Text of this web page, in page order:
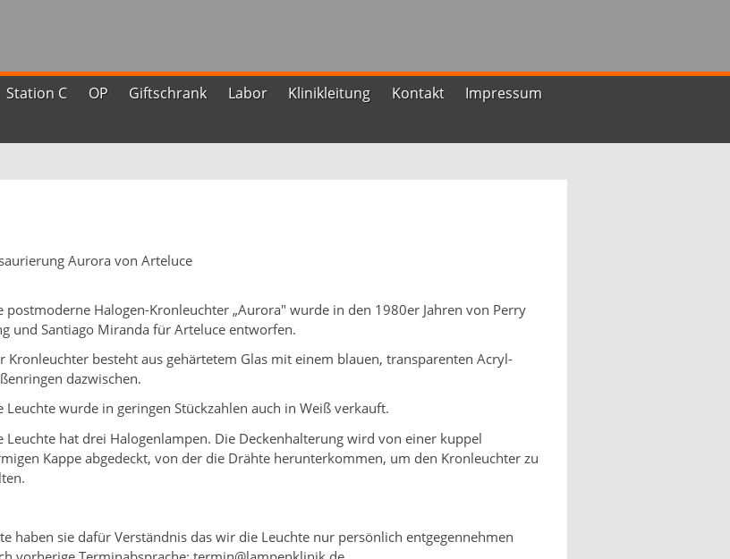
Station C OP Giftschrank Labor Klinikleitung Kontakt
Impressum
Aurora von Arteluce
postmoderne Halogen-Kronleuchter „Aurora" wurde in den 1980er Jahren von Perry
und Santiago Miranda für Arteluce entworfen.
Kronleuchter besteht aus gehärtetem Glas mit einem blauen, transparenten Acryl-
dazwischen.
Leuchte wurde in geringen Stückzahlen auch in Weiß verkauft.
Leuchte hat drei Halogenlampen. Die Deckenhalterung wird von einer kuppel
Kappe abgedeckt, von der die Drähte herunterkommen, um den Kronleuchter zu
haben sie dafür Verständnis das wir die Leuchte nur persönlich entgegennehmen